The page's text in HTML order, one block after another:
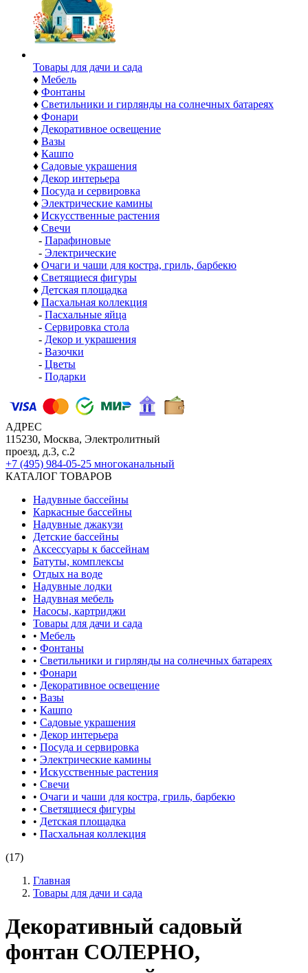
Товары для дачи и сада
♦ Мебель
♦ Фонтаны
♦ Светильники и гирлянды на солнечных батареях
♦ Фонари
♦ Декоративное освещение
♦ Вазы
♦ Кашпо
♦ Садовые украшения
♦ Декор интерьера
♦ Посуда и сервировка
♦ Электрические камины
♦ Искусственные растения
♦ Свечи
- Парафиновые
- Электрические
♦ Очаги и чаши для костра, гриль, барбекю
♦ Светящиеся фигуры
♦ Детская площадка
♦ Пасхальная коллекция
- Пасхальные яйца
- Сервировка стола
- Декор и украшения
- Вазочки
- Цветы
- Подарки
АДРЕС
115230, Москва, Электролитный
проезд, д.3, с.2
+7 (495) 984-05-25 многоканальный
КАТАЛОГ ТОВАРОВ
Надувные бассейны
Каркасные бассейны
Надувные джакузи
Детские бассейны
Аксессуары к бассейнам
Батуты, комплексы
Отдых на воде
Надувные лодки
Надувная мебель
Насосы, картриджи
Товары для дачи и сада
• Мебель
• Фонтаны
• Светильники и гирлянды на солнечных батареях
• Фонари
• Декоративное освещение
• Вазы
• Кашпо
• Садовые украшения
• Декор интерьера
• Посуда и сервировка
• Электрические камины
• Искусственные растения
• Свечи
• Очаги и чаши для костра, гриль, барбекю
• Светящиеся фигуры
• Детская площадка
• Пасхальная коллекция
(17)
Главная
Товары для дачи и сада
Декоративный садовый
фонтан СОЛЕРНО,